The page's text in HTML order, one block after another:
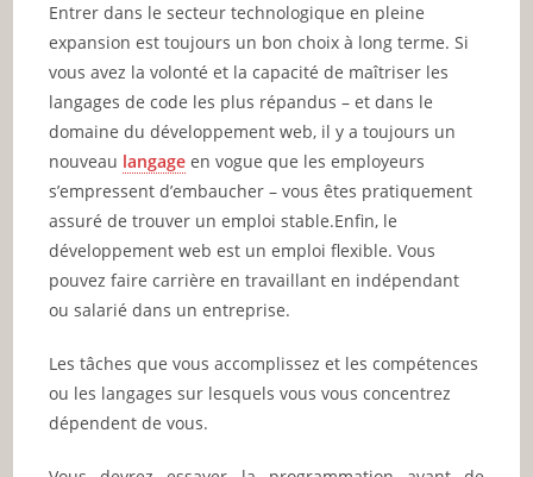
Entrer dans le secteur technologique en pleine
expansion est toujours un bon choix à long terme. Si
vous avez la volonté et la capacité de maîtriser les
langages de code les plus répandus – et dans le
domaine du développement web, il y a toujours un
nouveau langage en vogue que les employeurs
s’empressent d’embaucher – vous êtes pratiquement
assuré de trouver un emploi stable.Enfin, le
développement web est un emploi flexible. Vous
pouvez faire carrière en travaillant en indépendant
ou salarié dans un entreprise.
Les tâches que vous accomplissez et les compétences
ou les langages sur lesquels vous vous concentrez
dépendent de vous.